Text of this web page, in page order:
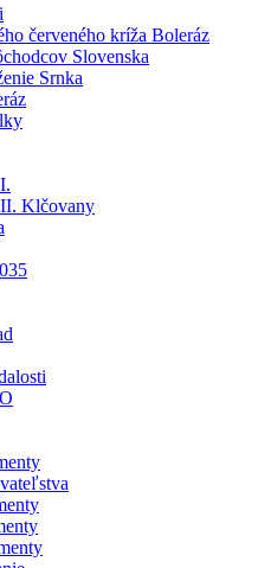
červeného kríža Boleráz
Slovenska
Srnka
Klčovany